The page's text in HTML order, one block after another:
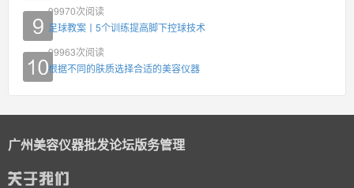
99970次阅读
足球教案丨5个训练提高脚下控球技术
99963次阅读
根据不同的肤质选择合适的美容仪器
广州美容仪器批发论坛版务管理